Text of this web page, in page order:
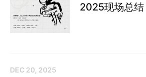
2025现场总结
DEC 20, 2025